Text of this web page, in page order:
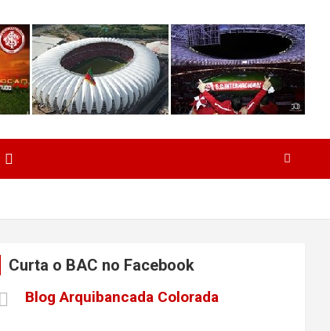
Curta o BAC no Facebook
Blog Arquibancada Colorada